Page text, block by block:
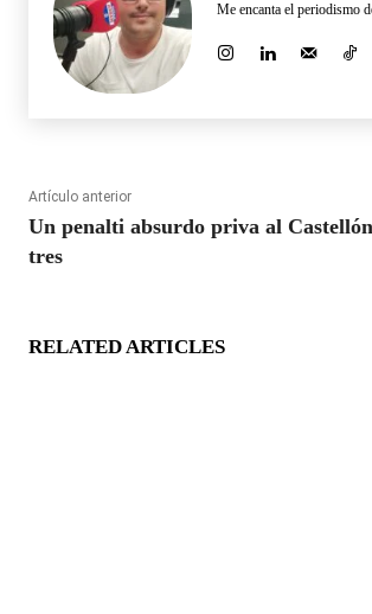
Me encanta el periodismo
Artículo anterior
Un penalti absurdo priva al
tres
RELATED ARTICLES